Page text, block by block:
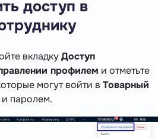
доступ в
вкладкуДоступ
профилем и отметьте
могут войти в Товарный
паролем.